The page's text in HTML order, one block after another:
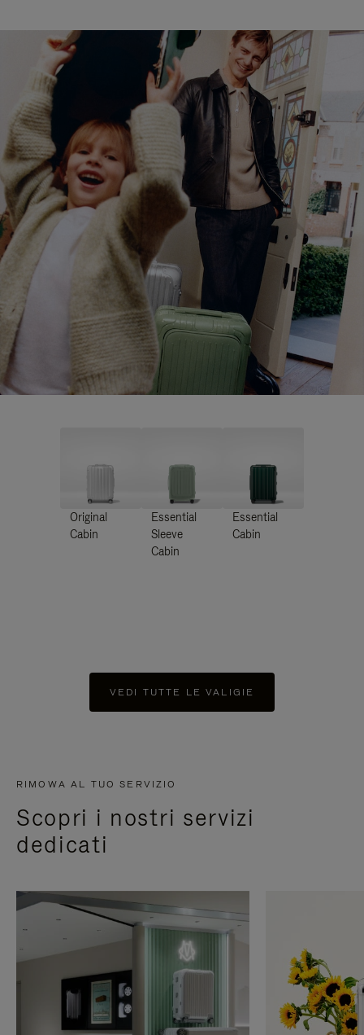
Original
Cabin
Essential
Sleeve
Cabin
Essential
Cabin
VEDI TUTTE LE VALIGIE
RIMOWA AL TUO SERVIZIO
Scopri i nostri servizi
dedicati